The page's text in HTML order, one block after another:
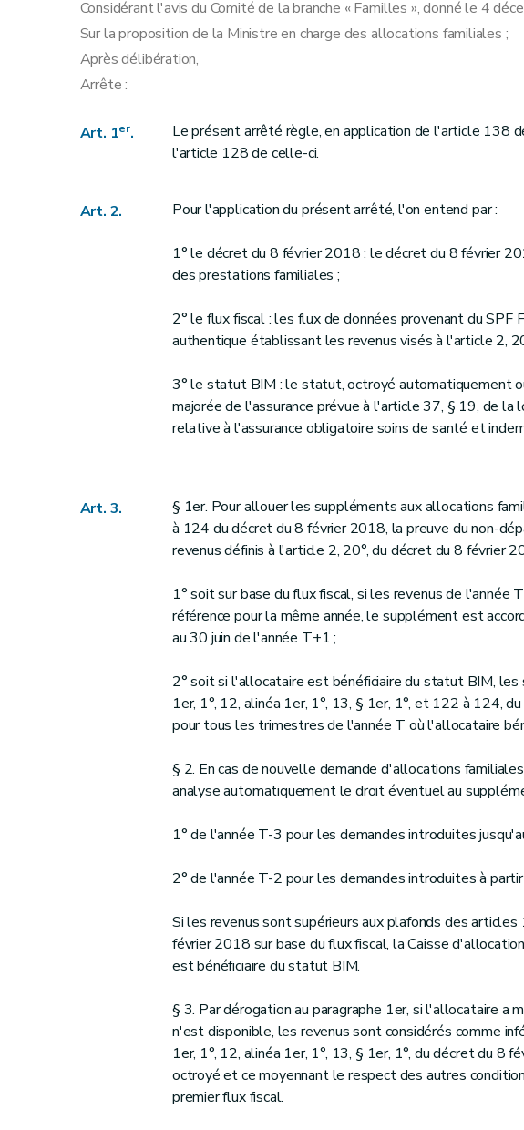
Considérant l'avis du Comité de la branche « Familles », donné le 4
Sur la proposition de la Ministre en charge des allocations familiales ;
Après délibération,
Arrête :
Art. 1er.
Le présent arrêté règle, en application de l'article 138
l'article 128 de celle-ci.
Art. 2. Pour l'application du présent arrêté, l'on entend par :
1° le décret du 8 février 2018 : le décret du 8 février
des prestations familiales ;
2° le flux fiscal : les flux de données provenant du SPF
authentique établissant les revenus visés à l'article 2,
3° le statut BIM : le statut, octroyé automatiquement
majorée de l'assurance prévue à l'article 37, § 19, de
relative à l'assurance obligatoire soins de santé et
Art. 3.
§ 1er. Pour allouer les suppléments aux allocations
à 124 du décret du 8 février 2018, la preuve du non-
revenus définis à l'article 2, 20°, du décret du 8 février
1° soit sur base du flux fiscal, si les revenus de l'année
référence pour la même année, le supplément est
au 30 juin de l'année T+1 ;
2° soit si l'allocataire est bénéficiaire du statut BIM,
1er, 1°, 12, alinéa 1er, 1°, 13, § 1er, 1°, et 122 à 124,
pour tous les trimestres de l'année T où l'allocataire
§ 2. En cas de nouvelle demande d'allocations
analyse automatiquement le droit éventuel au
1° de l'année T-3 pour les demandes introduites
2° de l'année T-2 pour les demandes introduites à
Si les revenus sont supérieurs aux plafonds des
février 2018 sur base du flux fiscal, la Caisse
est bénéficiaire du statut BIM.
§ 3. Par dérogation au paragraphe 1er, si l'allocataire a
n'est disponible, les revenus sont considérés comme
1er, 1°, 12, alinéa 1er, 1°, 13, § 1er, 1°, du décret du
octroyé et ce moyennant le respect des autres
premier flux fiscal.